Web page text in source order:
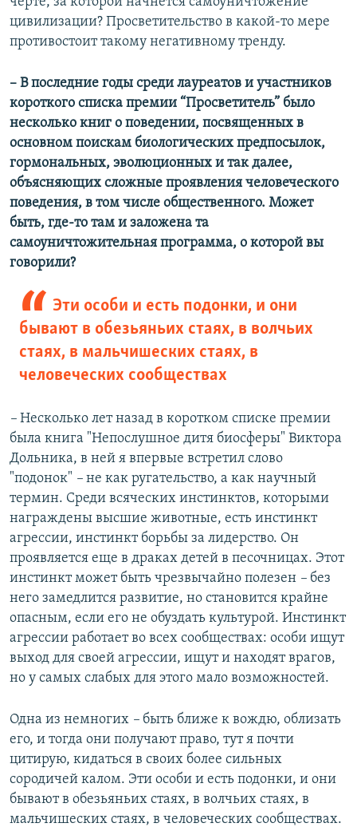
цивилизации? Просветительство в какой-то мере
противостоит такому негативному тренду.
– В последние годы среди лауреатов и участников
короткого списка премии “Просветитель” было
несколько книг о поведении, посвященных в
основном поискам биологических предпосылок,
гормональных, эволюционных и так далее,
объясняющих сложные проявления человеческого
поведения, в том числе общественного. Может
быть, где-то там и заложена та
самоуничтожительная программа, о которой вы
говорили?
Эти особи и есть подонки, и они
бывают в обезьяньих стаях, в волчьих
стаях, в мальчишеских стаях, в
человеческих сообществах
– Несколько лет назад в коротком списке премии
была книга "Непослушное дитя биосферы" Виктора
Дольника, в ней я впервые встретил слово
"подонок" – не как ругательство, а как научный
термин. Среди всяческих инстинктов, которыми
награждены высшие животные, есть инстинкт
агрессии, инстинкт борьбы за лидерство. Он
проявляется еще в драках детей в песочницах. Этот
инстинкт может быть чрезвычайно полезен – без
него замедлится развитие, но становится крайне
опасным, если его не обуздать культурой. Инстинкт
агрессии работает во всех сообществах: особи ищут
выход для своей агрессии, ищут и находят врагов,
но у самых слабых для этого мало возможностей.
Одна из немногих – быть ближе к вождю, облизать
его, и тогда они получают право, тут я почти
цитирую, кидаться в своих более сильных
сородичей калом. Эти особи и есть подонки, и они
бывают в обезьяньих стаях, в волчьих стаях, в
мальчишеских стаях, в человеческих сообществах.